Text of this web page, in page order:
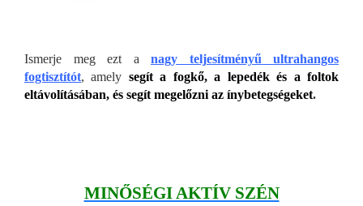
Ismerje meg ezt a nagy teljesítményű ultrahangos
fogtisztítót, amely segít a fogkő, a lepedék és a foltok
eltávolításában, és segít megelőzni az ínybetegségeket.
MINŐSÉGI AKTÍV SZÉN